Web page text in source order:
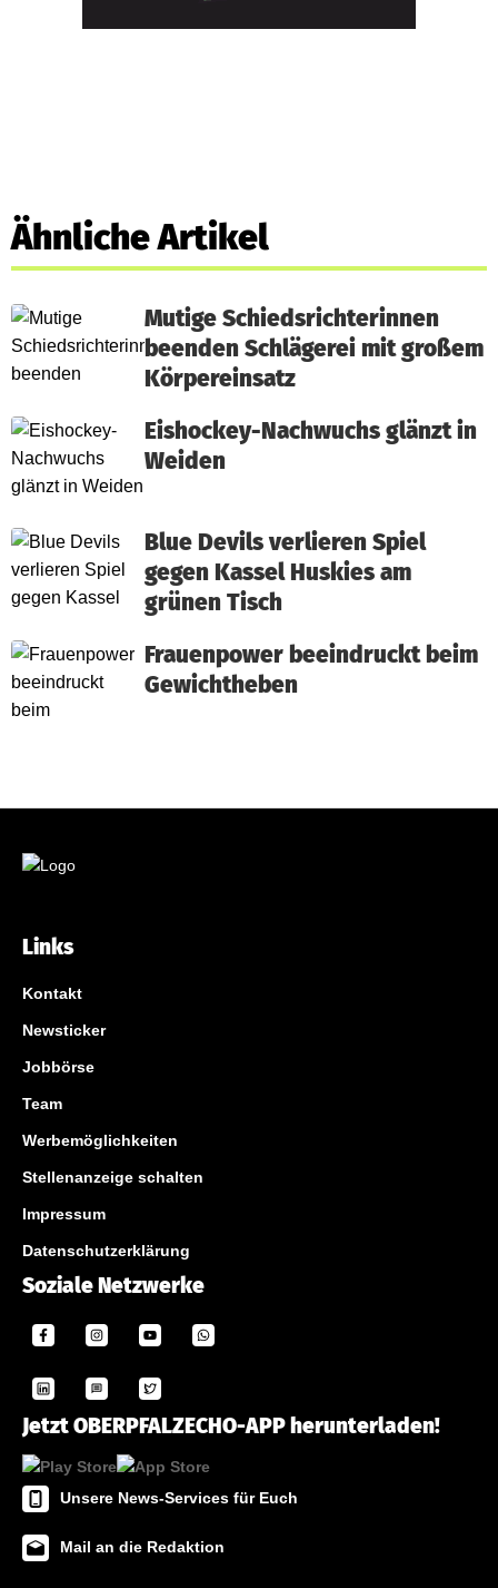
Ähnliche Artikel
Mutige Schiedsrichterinnen
beenden Schlägerei mit großem
Körpereinsatz
Eishockey-Nachwuchs glänzt in
Weiden
Blue Devils verlieren Spiel
gegen Kassel Huskies am
grünen Tisch
Frauenpower beeindruckt beim
Gewichtheben
Links
Kontakt
Newsticker
Jobbörse
Team
Werbemöglichkeiten
Stellenanzeige schalten
Impressum
Datenschutzerklärung
Soziale Netzwerke
Jetzt OBERPFALZECHO-APP herunterladen!
Unsere News-Services für Euch
Mail an die Redaktion